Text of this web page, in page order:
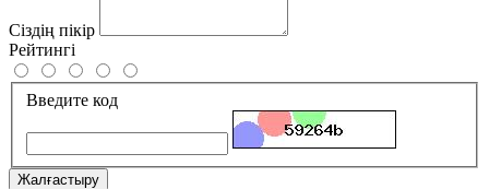
Сіздің пікір
Рейтингі
Введите код
Жалғастыру